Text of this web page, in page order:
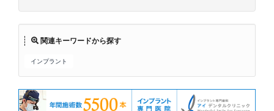
関連キーワードから探す
インプラント